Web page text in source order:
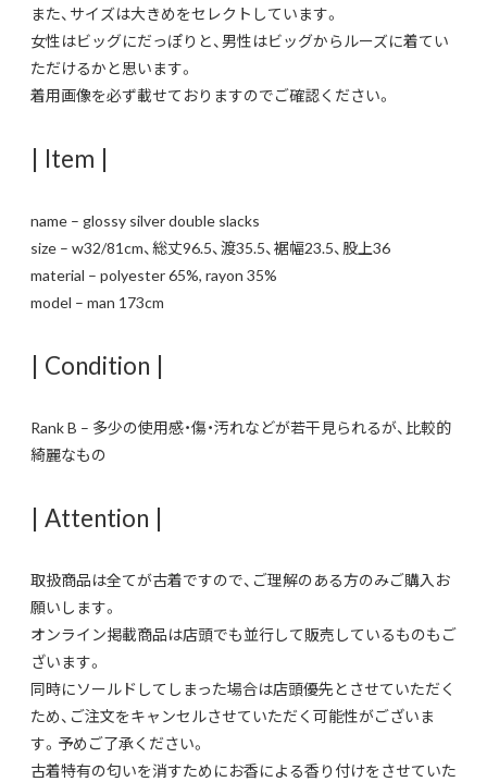
また、サイズは大きめをセレクトしています。
女性はビッグにだっぽりと、男性はビッグからルーズに着てい
ただけるかと思います。
着用画像を必ず載せておりますのでご確認ください。
| Item |
name – glossy silver double slacks
size – w32/81cm、総丈96.5、渡35.5、裾幅23.5、股上36
material – polyester 65%, rayon 35%
model – man 173cm
| Condition |
Rank B – 多少の使用感・傷・汚れなどが若干見られるが、比較的
綺麗なもの
| Attention |
取扱商品は全てが古着ですので、ご理解のある方のみご購入お
願いします。
オンライン掲載商品は店頭でも並行して販売しているものもご
ざいます。
同時にソールドしてしまった場合は店頭優先とさせていただく
ため、ご注文をキャンセルさせていただく可能性がございま
す。予めご了承ください。
古着特有の匂いを消すためにお香による香り付けをさせていた